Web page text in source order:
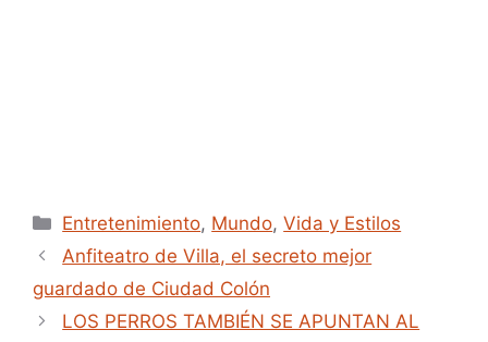
Categories
Entretenimiento, Mundo,Vida y Estilos
Anfiteatro de Villa, el secreto mejor
guardado de Ciudad Colón
LOS PERROS TAMBIÉN SE APUNTAN AL